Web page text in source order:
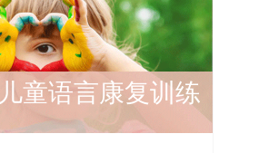
儿童语言康复训练